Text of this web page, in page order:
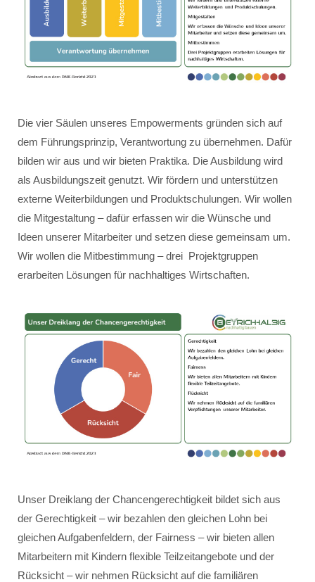
Die vier Säulen unseres Empowerments gründen sich auf
dem Führungsprinzip, Verantwortung zu übernehmen. Dafür
bilden wir aus und wir bieten Praktika. Die Ausbildung wird
als Ausbildungszeit genutzt. Wir fördern und unterstützen
externe Weiterbildungen und Produktschulungen. Wir wollen
die Mitgestaltung – dafür erfassen wir die Wünsche und
Ideen unserer Mitarbeiter und setzen diese gemeinsam um.
Wir wollen die Mitbestimmung – drei Projektgruppen
erarbeiten Lösungen für nachhaltiges Wirtschaften.
Unser Dreiklang der Chancengerechtigkeit bildet sich aus
der Gerechtigkeit – wir bezahlen den gleichen Lohn bei
gleichen Aufgabenfeldern, der Fairness – wir bieten allen
Mitarbeitern mit Kindern flexible Teilzeitangebote und der
Rücksicht – wir nehmen Rücksicht auf die familiären